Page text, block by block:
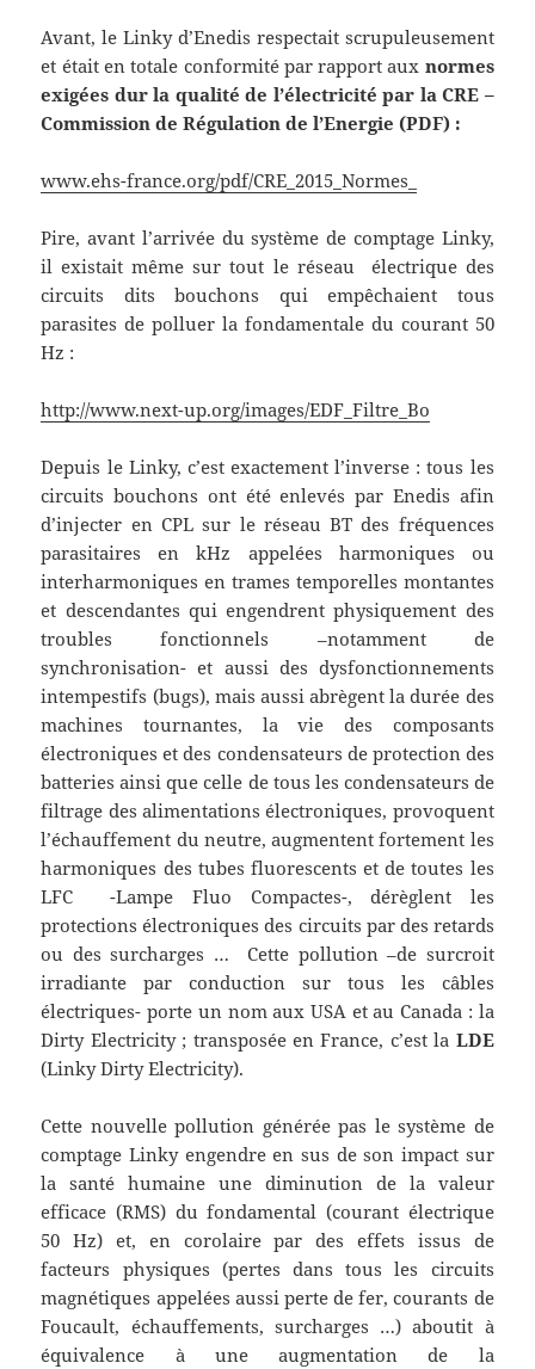
Avant, le Linky d’Enedis respectait scrupuleusement
et était en totale conformité par rapport aux normes
exigées dur la qualité de l’électricité par la CRE –
Commission de Régulation de l’Energie (PDF) :
www.ehs-france.org/pdf/CRE_2015_Normes_
Pire, avant l’arrivée du système de comptage Linky,
il existait même sur tout le réseau électrique des
circuits dits bouchons qui empêchaient tous
parasites de polluer la fondamentale du courant 50
Hz :
http://www.next-up.org/images/EDF_Filtre_Bo
Depuis le Linky, c’est exactement l’inverse : tous les
circuits bouchons ont été enlevés par Enedis afin
d’injecter en CPL sur le réseau BT des fréquences
parasitaires en kHz appelées harmoniques ou
interharmoniques en trames temporelles montantes
et descendantes qui engendrent physiquement des
troubles fonctionnels –notamment de
synchronisation- et aussi des dysfonctionnements
intempestifs (bugs), mais aussi abrègent la durée des
machines tournantes, la vie des composants
électroniques et des condensateurs de protection des
batteries ainsi que celle de tous les condensateurs de
filtrage des alimentations électroniques, provoquent
l’échauffement du neutre, augmentent fortement les
harmoniques des tubes fluorescents et de toutes les
LFC -Lampe Fluo Compactes-, dérèglent les
protections électroniques des circuits par des retards
ou des surcharges … Cette pollution –de surcroit
irradiante par conduction sur tous les câbles
électriques- porte un nom aux USA et au Canada : la
Dirty Electricity ; transposée en France, c’est la LDE
(Linky Dirty Electricity).
Cette nouvelle pollution générée pas le système de
comptage Linky engendre en sus de son impact sur
la santé humaine une diminution de la valeur
efficace (RMS) du fondamental (courant électrique
50 Hz) et, en corolaire par des effets issus de
facteurs physiques (pertes dans tous les circuits
magnétiques appelées aussi perte de fer, courants de
Foucault, échauffements, surcharges …) aboutit à
équivalence à une augmentation de la